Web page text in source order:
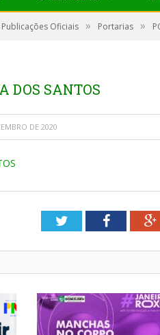
Publicações Oficiais » Portarias »
DOS SANTOS
DE 2020
TwitterFacebook